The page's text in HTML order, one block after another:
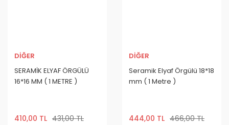
DİĞER
SERAMİK ELYAF ÖRGÜLÜ
16*16 MM ( 1 METRE )
410,00 TL 431,00 TL
DİĞER
Seramik Elyaf Örgülü 18*18
mm ( 1 Metre )
444,00 TL 466,00 TL